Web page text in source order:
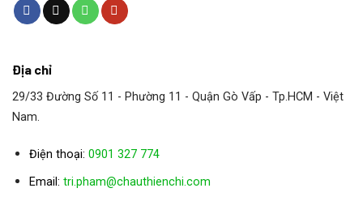
Địa chỉ
29/33 Đường Số 11 - Phường 11 - Quận Gò Vấp - Tp.HCM - Việt
Nam.
Điện thoại: 0901 327 774
Email: tri.pham@chauthienchi.com